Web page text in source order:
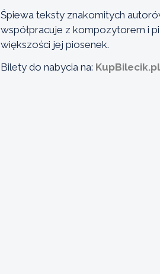
Śpiewa teksty znakomitych
współpracuje z kompozytorem i
większości jej piosenek.
Bilety do nabycia na: KupBilecik.pl